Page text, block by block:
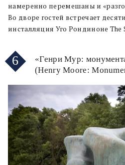
намеренно перемешаны и
Во дворе гостей встречает
инсталляция Уго Рондиноне The
6
«Генри Мур:
(Henry Moore: